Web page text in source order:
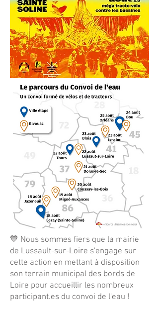
💙 Nous sommes fiers que la mairie
de Lussault-sur-Loire s'engage sur
cette action en mettant à disposition
son terrain municipal des bords de
Loire pour accueillir les nombreux
participant.es du convoi de l'eau !